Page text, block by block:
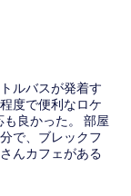
ルバスが発着す
度で便利なロケ
良かった。 部屋
で、ブレックフ
んカフェがある
いホテルだと思